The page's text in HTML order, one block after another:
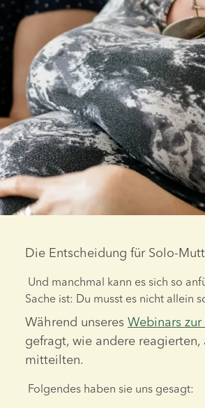
Die Entscheidung für Solo-
Während unseres Webinars
gefragt, wie andere
mitteilten.